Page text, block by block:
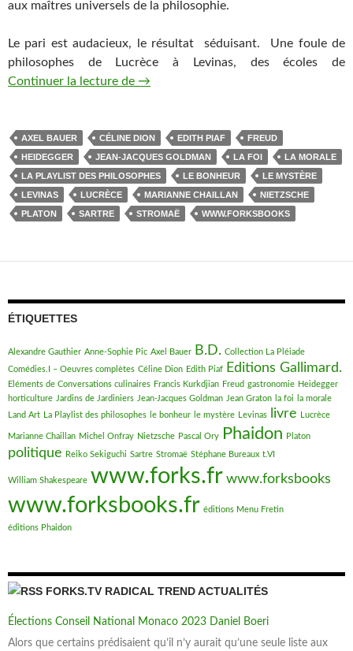
aux maîtres universels de la philosophie.
Le pari est audacieux, le résultat séduisant. Une foule de
philosophes de Lucrèce à Levinas, des écoles de
Continuer la lecture de Impertinence et humour avec « La
→
AXEL BAUER CÉLINE DION EDITH PIAF
FREUD
HEIDEGGER
JEAN-JACQUES GOLDMAN LA FOI
LA MORALE
LA PLAYLIST DES PHILOSOPHES
LE BONHEUR
LE MYSTÈRE
LEVINAS
LUCRÈCE MARIANNE CHAILLAN
NIETZSCHE
PLATON
SARTRE STROMAË WWW.FORKSBOOKS
ÉTIQUETTES
Alexandre Gauthier Anne-Sophie Pic Axel Bauer B.D. Collection La Pléiade
Comédies.I – Oeuvres complètes Céline Dion Edith Piaf Editions Gallimard.
Eléments de Conversations culinaires Francis Kurkdjian Freud gastronomie Heidegger
horticulture Jardins de Jardiniers Jean-Jacques Goldman Jean Graton la foi
la morale
Land Art La Playlist des philosophes le bonheur le mystère Levinas livre Lucrèce
Marianne Chaillan Michel Onfray Nietzsche Pascal Ory Phaidon Platon
politique Reiko Sekiguchi Sartre Stromaë Stéphane Bureaux t.VI
William Shakespeare www.forks.fr www.forksbooks
www.forksbooks.fr éditions Menu Fretin
éditions Phaidon
FORKS.TV RADICAL TREND ACTUALITÉS
Élections Conseil National Monaco 2023 Daniel Boeri
Alors que certains prédisaient qu’il n’y aurait qu’une seule liste aux